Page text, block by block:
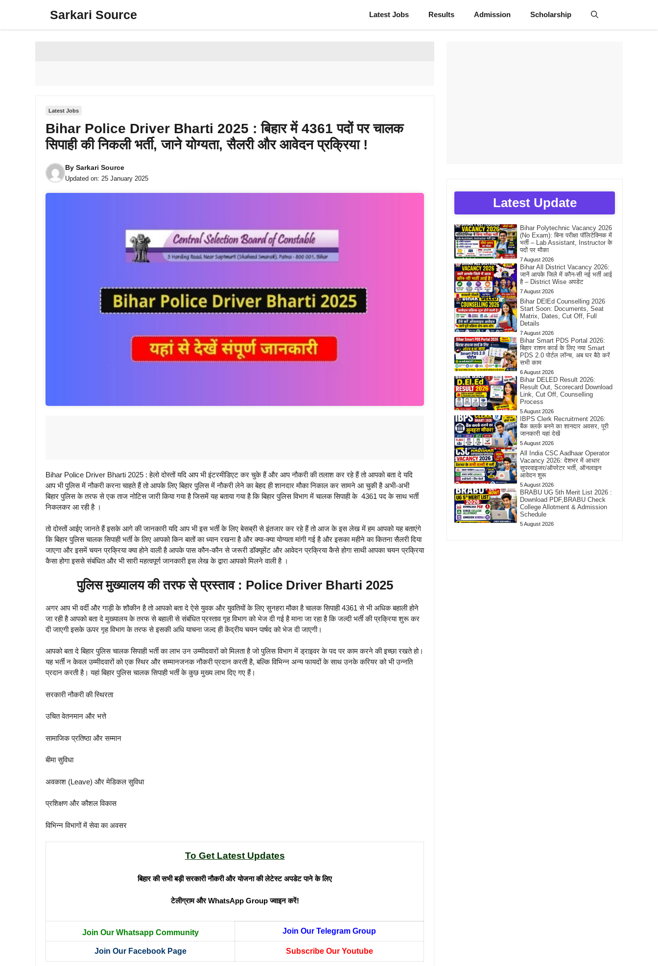
Sarkari Source Latest Jobs Results Admission Scholarship
Latest Jobs
Bihar Police Driver Bharti 2025 : बिहार में 4361 पदों पर चालक
सिपाही की निकली भर्ती, जाने योग्यता, सैलरी और आवेदन प्रक्रिया !
By Sarkari Source
Updated on: 25 January 2025
Bihar Police Driver Bharti 2025 : हेलो दोस्तों यदि आप भी इंटरमीडिएट कर चुके हैं और आप नौकरी की तलाश कर रहे हैं तो आपको बता दे यदि
आप भी पुलिस में नौकरी करना चाहते हैं तो आपके लिए बिहार पुलिस में नौकरी लेने का बेहद ही शानदार मौका निकाल कर सामने आ चुकी है अभी-अभी
बिहार पुलिस के तरफ से एक ताज नोटिस जारी किया गया है जिसमें यह बताया गया है कि बिहार पुलिस विभाग में चालक सिपाही के 4361 पद के साथ भर्ती
निकलकर आ रही है ।
तो दोस्तों आईए जानते हैं इसके आगे की जानकारी यदि आप भी इस भर्ती के लिए बेसब्री से इंतजार कर रहे हैं तो आज के इस लेख में हम आपको यह बताएंगे
कि बिहार पुलिस चालक सिपाही भर्ती के लिए आपको किन बातों का ध्यान रखना है और क्या-क्या योग्यता मांगी गई है और इसका महीने का कितना सैलरी दिया
जाएगा और इसमें चयन प्रक्रिया क्या होने वाली है आपके पास कौन-कौन से जरूरी डॉक्यूमेंट और आवेदन प्रक्रिया कैसे होगा साथी आपका चयन प्रक्रिया
कैसा होगा इससे संबंधित और भी सारी महत्वपूर्ण जानकारी इस लेख के द्वारा आपको मिलने वाली है ।
पुलिस मुख्यालय की तरफ से प्रस्ताव : Police Driver Bharti 2025
अगर आप भी वर्दी और गाड़ी के शौकीन है तो आपको बता दे ऐसे युवक और युवतियों के लिए सुनहरा मौका है चालक सिपाही 4361 से भी अधिक बहाली होने
जा रही है आपको बता दे मुख्यालय के तरफ से बहाली से संबंधित प्रस्ताव गृह विभाग को भेज दी गई है माना जा रहा है कि जल्दी भर्ती की प्रक्रिया शुरू कर
दी जाएगी इसके ऊपर गृह विभाग के तरफ से इसकी अधि याचना जल्द ही केंद्रीय चयन पार्षद को भेज दी जाएगी।
आपको बता दे बिहार पुलिस चालक सिपाही भर्ती का लाभ उन उम्मीदवारों को मिलता है जो पुलिस विभाग में ड्राइवर के पद पर काम करने की इच्छा रखते हो।
यह भर्ती न केवल उम्मीदवारों को एक स्थिर और सम्मानजनक नौकरी प्रदान करती है, बल्कि विभिन्न अन्य फायदों के साथ उनके करियर को भी उन्नति
प्रदान करती है। यहां बिहार पुलिस चालक सिपाही भर्ती के कुछ मुख्य लाभ दिए गए हैं।
सरकारी नौकरी की स्थिरता
उचित वेतनमान और भत्ते
सामाजिक प्रतिष्ठा और सम्मान
बीमा सुविधा
अवकाश (Leave) और मेडिकल सुविधा
प्रशिक्षण और कौशल विकास
विभिन्न विभागों में सेवा का अवसर
To Get Latest Updates
बिहार की सभी बड़ी सरकारी नौकरी और योजना की लेटेस्ट अपडेट पाने के लिए
टेलीग्राम और WhatsApp Group ज्वाइन करें!
Join Our Whatsapp Community Join Our Telegram Group
Join Our Facebook Page Subscribe Our Youtube
Latest Update
Bihar Polytechnic Vacancy 2026
(No Exam): बिना परीक्षा पॉलिटेक्निक में
भर्ती – Lab Assistant, Instructor के
पदों पर मौका
7 August 2026
Bihar All District Vacancy 2026:
जानें आपके जिले में कौन-सी नई भर्ती आई
है – District Wise अपडेट
7 August 2026
Bihar DElEd Counselling 2026
Start Soon: Documents, Seat
Matrix, Dates, Cut Off, Full
Details
7 August 2026
Bihar Smart PDS Portal 2026:
बिहार राशन कार्ड के लिए नया Smart
PDS 2.0 पोर्टल लॉन्च, अब घर बैठे करें
सभी काम
6 August 2026
Bihar DELED Result 2026:
Result Out, Scorecard Download
Link, Cut Off, Counselling
Process
5 August 2026
IBPS Clerk Recruitment 2026:
बैंक क्लर्क बनने का शानदार अवसर, पूरी
जानकारी यहां देखें
5 August 2026
All India CSC Aadhaar Operator
Vacancy 2026: देशभर में आधार
सुपरवाइजर/ऑपरेटर भर्ती, ऑनलाइन
आवेदन शुरू
5 August 2026
BRABU UG 5th Merit List 2026 :
Download PDF,BRABU Check
College Allotment & Admission
Schedule
5 August 2026